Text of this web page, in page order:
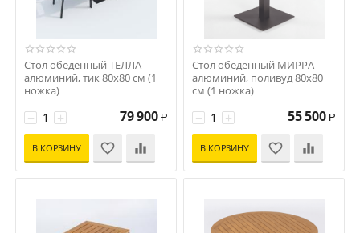
Стол обеденный ТЕЛЛА
алюминий, тик 80x80 см (1
ножка)
+
− 79 900 Р
В КОРЗИНУ
Стол обеденный МИРРА
алюминий, поливуд 80х80
см (1 ножка)
+
− 55 500 Р
В КОРЗИНУ